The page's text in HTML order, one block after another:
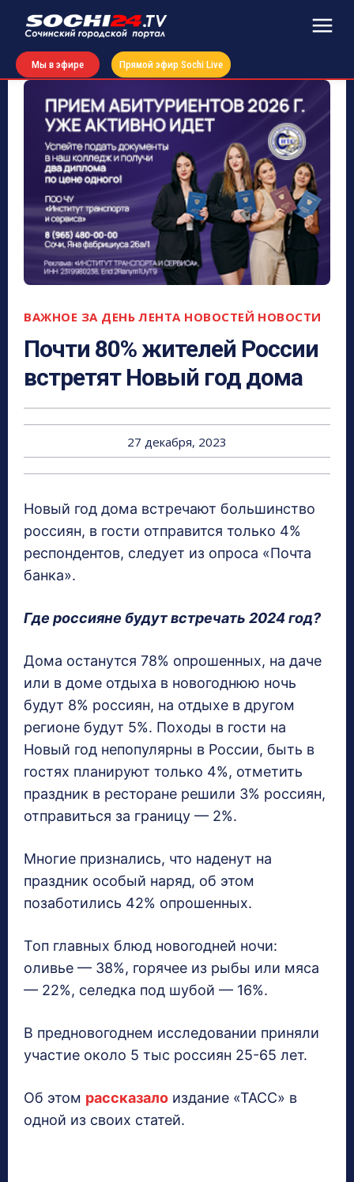
Мы в эфире Прямой эфир Sochi Live
ВАЖНОЕ ЗА ДЕНЬ ЛЕНТА НОВОСТЕЙ НОВОСТИ
Почти 80% жителей России
встретят Новый год дома
27 декабря, 2023
Новый год дома встречают большинство
россиян, в гости отправится только 4%
респондентов, следует из опроса «Почта
банка».
Где россияне будут встречать 2024 год?
Дома останутся 78% опрошенных, на даче
или в доме отдыха в новогоднюю ночь
будут 8% россиян, на отдыхе в другом
регионе будут 5%. Походы в гости на
Новый год непопулярны в России, быть в
гостях планируют только 4%, отметить
праздник в ресторане решили 3% россиян,
отправиться за границу — 2%.
Многие признались, что наденут на
праздник особый наряд, об этом
позаботились 42% опрошенных.
Топ главных блюд новогодней ночи:
оливье — 38%, горячее из рыбы или мяса
— 22%, селедка под шубой — 16%.
В предновогоднем исследовании приняли
участие около 5 тыс россиян 25-65 лет.
Об этом рассказало издание «ТАСС» в
одной из своих статей.